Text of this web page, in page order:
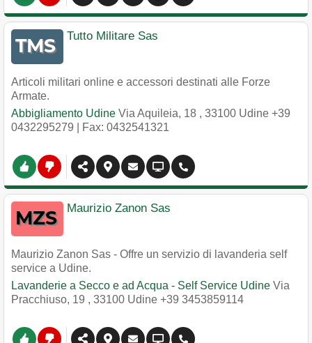
Tutto Militare Sas
Articoli militari online e accessori destinati alle Forze
Armate.
Abbigliamento Udine Via Aquileia, 18 , 33100 Udine +39
0432295279 | Fax: 0432541321
Maurizio Zanon Sas
Maurizio Zanon Sas - Offre un servizio di lavanderia self
service a Udine.
Lavanderie a Secco e ad Acqua - Self Service Udine Via
Pracchiuso, 19 , 33100 Udine +39 3453859114